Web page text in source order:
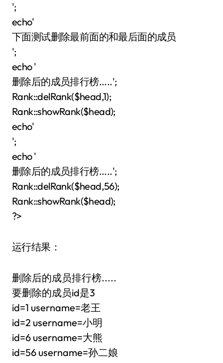
';
echo'
下面测试删除最前面的和最后面的成员
';
echo '
删除后的成员排行榜.....';
Rank::delRank($head,1);
Rank::showRank($head);
echo'
';
echo '
删除后的成员排行榜.....';
Rank::delRank($head,56);
Rank::showRank($head);
?>
运行结果：
删除后的成员排行榜.....
要删除的成员id是3
id=1 username=老王
id=2 username=小明
id=6 username=大熊
id=56 username=孙二娘